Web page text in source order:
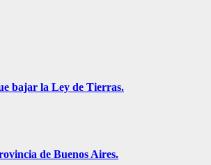
bajar la Ley de Tierras.
de Buenos Aires.